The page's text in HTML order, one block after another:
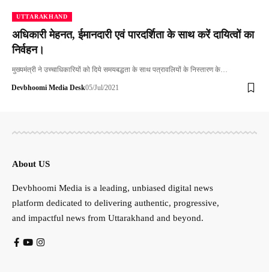
UTTARAKHAND
अधिकारी मेहनत, ईमानदारी एवं पारदर्शिता के साथ करें दायित्वों का
निर्वहन।
मुख्यमंत्री ने उच्चाधिकारियों को दिये समयबद्धता के साथ पत्रावलियों के निस्तारण के…
Devbhoomi Media Desk05/Jul/2021
About US
Devbhoomi Media is a leading, unbiased digital news
platform dedicated to delivering authentic, progressive,
and impactful news from Uttarakhand and beyond.